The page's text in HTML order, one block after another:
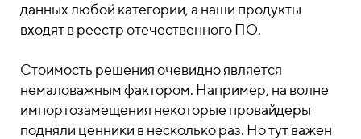
данных любой категории, а наши продукты
входят в реестр отечественного ПО.
Стоимость решения очевидно является
немаловажным фактором. Например, на волне
импортозамещения некоторые провайдеры
подняли ценники в несколько раз. Но тут важен